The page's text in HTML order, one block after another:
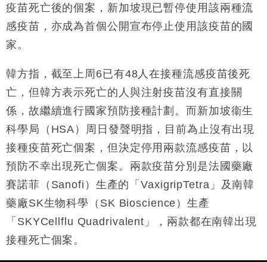
16:05
財經｜日經失守6.5萬點後回穩 全周仍升近2%
15:11
13:44
財經｜內地7月美元計價出口增近24%勝預期 貿易順
差達1125億美元
12:44
財經｜日本春季三度入市撐日圓 4月單日斥6.28萬億
日圓干預創新高
11:12
國際｜特朗普料美伊戰事快結束 承認部分彈藥庫存緊
張
15:59
財經｜SA售股自救後再出手 斥4億美元押注未上市公
司
疫苗死亡後的個案，新加坡現已暫停使用該兩種流
感疫苗，亦成為首個公開宣布停止使用該疫苗的國
家。
韓方指，截至上周6已有48人在接種流感疫苗後死
亡，但韓方表示死亡的人與注射疫苗沒有直接關
係，故繼續進行國家預防接種計劃。而新加坡衞生
科學局（HSA）周日發聲明指，目前為止沒有出現
接種疫苗死亡個案，但決定停用兩款流感疫苗，以
預防不幸出現死亡個案。兩款疫苗分別是法國藥廠
賽諾菲（Sanofi）生產的「VaxigripTetra」及南韓
藥廠SK生物科學（SK Bioscience）生產
「SKYCellflu Quadrivalent」，兩款都在南韓出現
接種死亡個案。